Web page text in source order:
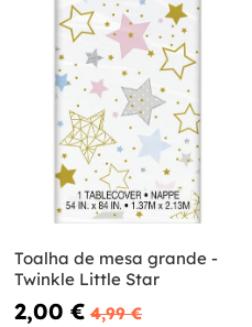
Toalha de mesa grande -
Twinkle Little Star
2,00 € 4,99 €